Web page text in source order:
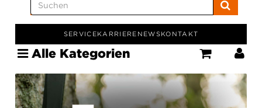
SERVICEKARRIERE NEWSKONTAKT
Alle Kategorien